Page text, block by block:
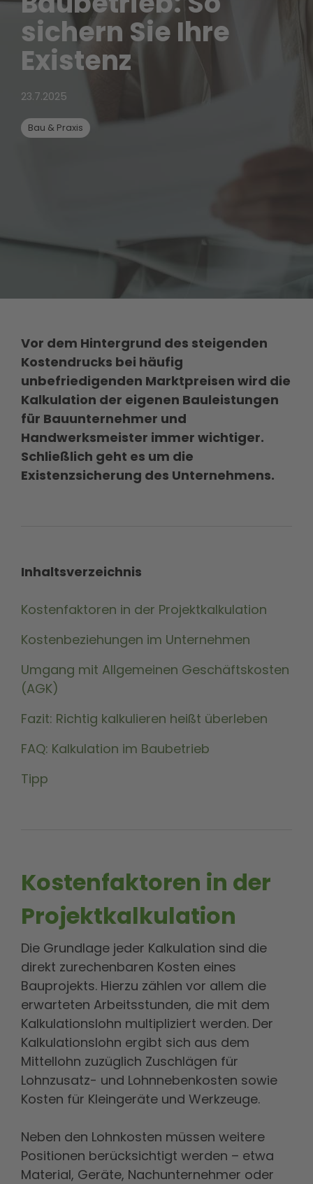
sichern Sie Ihre
Existenz
23.7.2025
Bau & Praxis
Vor dem Hintergrund des steigenden
Kostendrucks bei häufig
unbefriedigenden Marktpreisen wird die
Kalkulation der eigenen Bauleistungen
für Bauunternehmer und
Handwerksmeister immer wichtiger.
Schließlich geht es um die
Existenzsicherung des Unternehmens.
Inhaltsverzeichnis
Kostenfaktoren in der Projektkalkulation
Kostenbeziehungen im Unternehmen
Umgang mit Allgemeinen Geschäftskosten
(AGK)
Fazit: Richtig kalkulieren heißt überleben
FAQ: Kalkulation im Baubetrieb
Tipp
Kostenfaktoren in der
Projektkalkulation
Die Grundlage jeder Kalkulation sind die
direkt zurechenbaren Kosten eines
Bauprojekts. Hierzu zählen vor allem die
erwarteten Arbeitsstunden, die mit dem
Kalkulationslohn multipliziert werden. Der
Kalkulationslohn ergibt sich aus dem
Mittellohn zuzüglich Zuschlägen für
Lohnzusatz- und Lohnnebenkosten sowie
Kosten für Kleingeräte und Werkzeuge.
Neben den Lohnkosten müssen weitere
Positionen berücksichtigt werden – etwa
Material, Geräte, Nachunternehmer oder